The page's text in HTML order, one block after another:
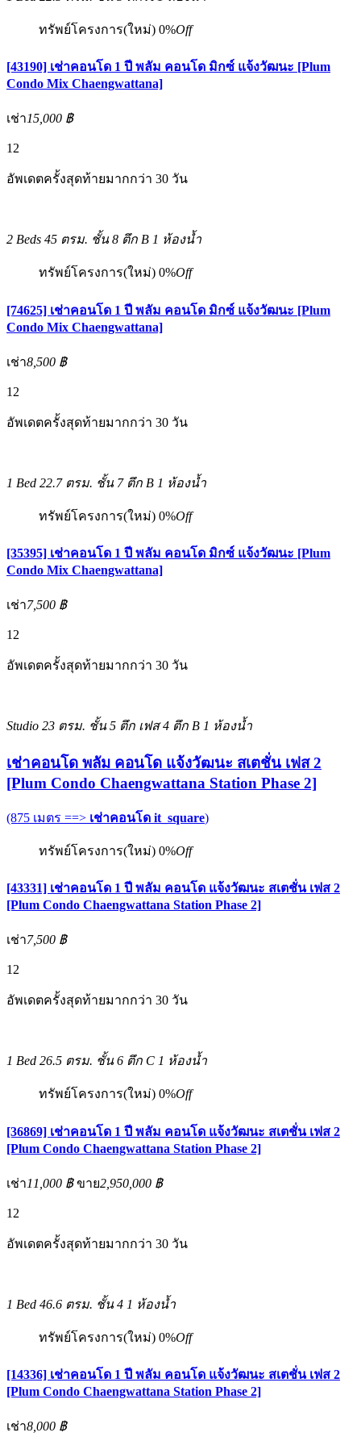
ทรัพย์โครงการ(ใหม่) 0%Off
[43190] เช่าคอนโด 1 ปี พลัม คอนโด มิกซ์ แจ้งวัฒนะ [Plum
Condo Mix Chaengwattana]
เช่า15,000 ฿
12
อัพเดตครั้งสุดท้ายมากกว่า 30 วัน
2 Beds 45 ตรม. ชั้น 8 ตึก B 1 ห้องน้ำ
ทรัพย์โครงการ(ใหม่) 0%Off
[74625] เช่าคอนโด 1 ปี พลัม คอนโด มิกซ์ แจ้งวัฒนะ [Plum
Condo Mix Chaengwattana]
เช่า8,500 ฿
12
อัพเดตครั้งสุดท้ายมากกว่า 30 วัน
1 Bed 22.7 ตรม. ชั้น 7 ตึก B 1 ห้องน้ำ
ทรัพย์โครงการ(ใหม่) 0%Off
[35395] เช่าคอนโด 1 ปี พลัม คอนโด มิกซ์ แจ้งวัฒนะ [Plum
Condo Mix Chaengwattana]
เช่า7,500 ฿
12
อัพเดตครั้งสุดท้ายมากกว่า 30 วัน
Studio 23 ตรม. ชั้น 5 ตึก เฟส 4 ตึก B 1 ห้องน้ำ
เช่าคอนโด พลัม คอนโด แจ้งวัฒนะ สเตชั่น เฟส 2
[Plum Condo Chaengwattana Station Phase 2]
(875 เมตร ==> เช่าคอนโด it_square)
ทรัพย์โครงการ(ใหม่) 0%Off
[43331] เช่าคอนโด 1 ปี พลัม คอนโด แจ้งวัฒนะ สเตชั่น เฟส 2
[Plum Condo Chaengwattana Station Phase 2]
เช่า7,500 ฿
12
อัพเดตครั้งสุดท้ายมากกว่า 30 วัน
1 Bed 26.5 ตรม. ชั้น 6 ตึก C 1 ห้องน้ำ
ทรัพย์โครงการ(ใหม่) 0%Off
[36869] เช่าคอนโด 1 ปี พลัม คอนโด แจ้งวัฒนะ สเตชั่น เฟส 2
[Plum Condo Chaengwattana Station Phase 2]
เช่า11,000 ฿ ขาย2,950,000 ฿
12
อัพเดตครั้งสุดท้ายมากกว่า 30 วัน
1 Bed 46.6 ตรม. ชั้น 4 1 ห้องน้ำ
ทรัพย์โครงการ(ใหม่) 0%Off
[14336] เช่าคอนโด 1 ปี พลัม คอนโด แจ้งวัฒนะ สเตชั่น เฟส 2
[Plum Condo Chaengwattana Station Phase 2]
เช่า8,000 ฿